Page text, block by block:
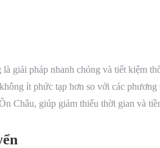
giải pháp nhanh chóng và tiết kiệm
ít phức tạp hơn so với các
Châu, giúp giảm thiểu thời gian và